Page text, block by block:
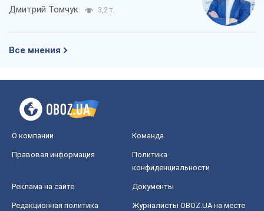
Дмитрий Томчук 3,2 т.
Все мнения
О компании Команда
Правовая информация
Политика
конфиденциальности
Реклама на сайте Документы
Редакционная политика
Журналисты OBOZ.UA на месте